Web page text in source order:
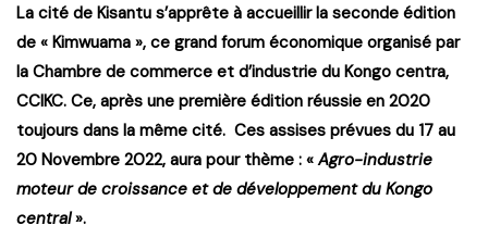
La cité de Kisantu s’apprête à accueillir la seconde édition
de « Kimwuama », ce grand forum économique organisé par
la Chambre de commerce et d’industrie du Kongo centra,
CCIKC. Ce, après une première édition réussie en 2020
toujours dans la même cité. Ces assises prévues du 17 au
20 Novembre 2022, aura pour thème : «Agro-industrie
moteur de croissance et de développement du Kongo
central».